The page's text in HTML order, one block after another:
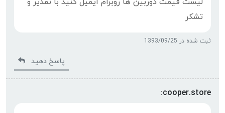
تشکر
ثبت شده در 1393/09/25
پاسخ دهید
cooper.store: